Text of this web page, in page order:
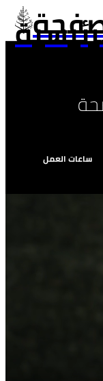
صفحة
ساعات العمل